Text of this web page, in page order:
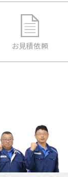
お見積依頼